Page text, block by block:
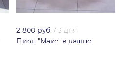
2 800 руб. / 3 дня
Пион "Макс" в кашпо